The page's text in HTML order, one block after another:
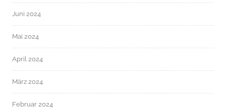
Juni 2024
Mai 2024
April 2024
März 2024
Februar 2024